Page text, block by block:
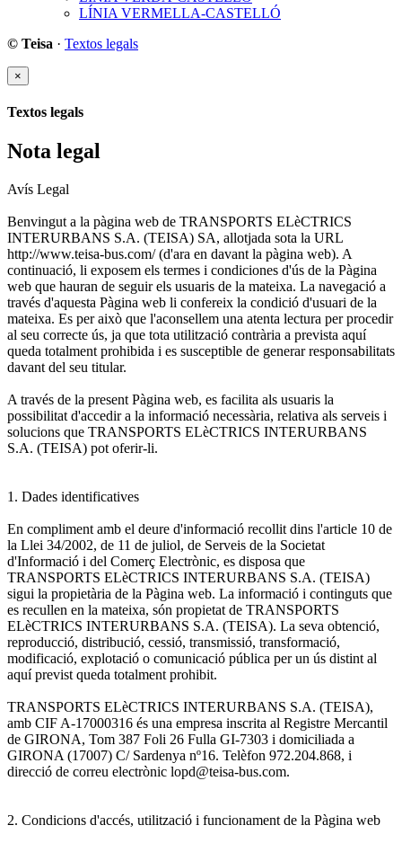
LÍNIA VERMELLA-CASTELLÓ
© Teisa · Textos legals
×
Textos legals
Nota legal
Avís Legal
Benvingut a la pàgina web de TRANSPORTS ELèCTRICS
INTERURBANS S.A. (TEISA) SA, allotjada sota la URL
http://www.teisa-bus.com/ (d'ara en davant la pàgina web). A
continuació, li exposem els termes i condiciones d'ús de la Pàgina
web que hauran de seguir els usuaris de la mateixa. La navegació a
través d'aquesta Pàgina web li confereix la condició d'usuari de la
mateixa. Es per això que l'aconsellem una atenta lectura per procedir
al seu correcte ús, ja que tota utilització contrària a prevista aquí
queda totalment prohibida i es susceptible de generar responsabilitats
davant del seu titular.
A través de la present Pàgina web, es facilita als usuaris la
possibilitat d'accedir a la informació necessària, relativa als serveis i
solucions que TRANSPORTS ELèCTRICS INTERURBANS
S.A. (TEISA) pot oferir-li.
1. Dades identificatives
En compliment amb el deure d'informació recollit dins l'article 10 de
la Llei 34/2002, de 11 de juliol, de Serveis de la Societat
d'Informació i del Comerç Electrònic, es disposa que
TRANSPORTS ELèCTRICS INTERURBANS S.A. (TEISA)
sigui la propietària de la Pàgina web. La informació i continguts que
es recullen en la mateixa, són propietat de TRANSPORTS
ELèCTRICS INTERURBANS S.A. (TEISA). La seva obtenció,
reproducció, distribució, cessió, transmissió, transformació,
modificació, explotació o comunicació pública per un ús distint al
aquí previst queda totalment prohibit.
TRANSPORTS ELèCTRICS INTERURBANS S.A. (TEISA),
amb CIF A-17000316 és una empresa inscrita al Registre Mercantil
de GIRONA, Tom 387 Foli 26 Fulla GI-7303 i domiciliada a
GIRONA (17007) C/ Sardenya nº16. Telèfon 972.204.868, i
direcció de correu electrònic lopd@teisa-bus.com.
2. Condicions d'accés, utilització i funcionament de la Pàgina web